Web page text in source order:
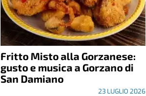
Fritto Misto alla Gorzanese:
gusto e musica a Gorzano di
San Damiano
23 LUGLIO 2026